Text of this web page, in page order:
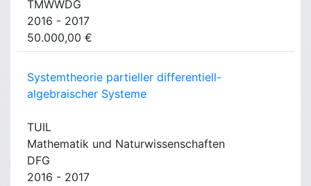
TMWWDG
2016 - 2017
50.000,00 €
Systemtheorie partieller differentiell-
algebraischer Systeme
TUIL
Mathematik und Naturwissenschaften
DFG
2016 - 2017